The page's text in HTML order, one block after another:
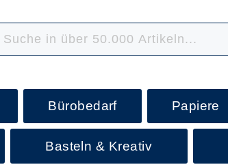
Bürobedarf Papiere
Basteln & Kreativ